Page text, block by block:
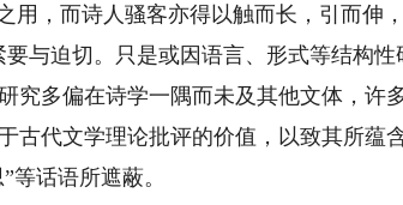
用，而诗人骚客亦得以触而长，引而伸
与迫切。只是或因语言、形式等结构
究多偏在诗学一隅而未及其他文体，许
古代文学理论批评的价值，以致其所蕴
等话语所遮蔽。